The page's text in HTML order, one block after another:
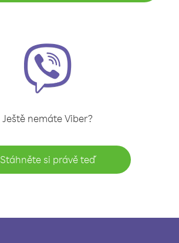
Ještě nemáte Viber?
Stáhněte si právě teď